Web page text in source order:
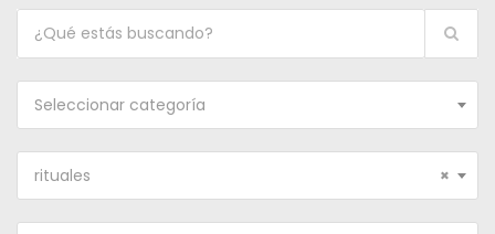
Seleccionar categoría
×
rituales